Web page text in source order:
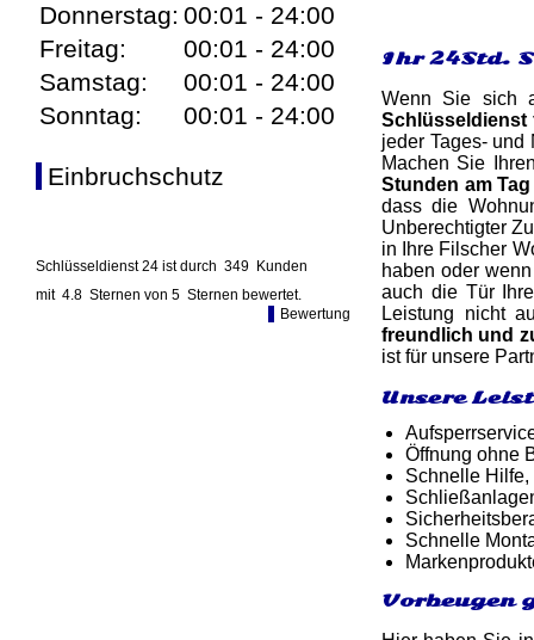
Donnerstag: 00:01 - 24:00
Freitag:
00:01 - 24:00
Samstag:
00:01 - 24:00
Sonntag:
00:01 - 24:00
Einbruchschutz
Schlüsseldienst 24 ist durch 349 Kunden
mit 4.8 Sternen von 5 Sternen bewertet.
Bewertung
Ihr 24Std.
Wenn Sie sich
Schlüsseldienst
jeder Tages- und
Machen Sie
Stunden am
dass die
Unberechtigter
in Ihre Filscher
haben oder
auch die Tür
Leistung nicht
freundlich und
ist für unsere
Unsere
Öffnung ohne
Schnelle Hilfe,
Schnelle
Vorbeugen